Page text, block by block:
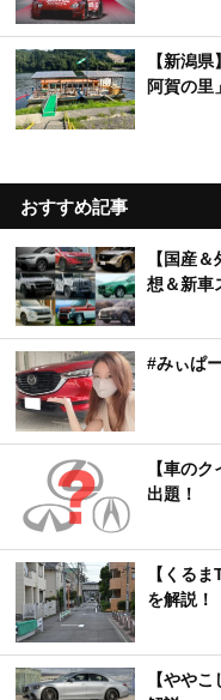
【新潟
阿賀の里
おすすめ記事
【国産
想＆新車
#みぃぱ
【車の
出題！
【くる
を解説！
【やや